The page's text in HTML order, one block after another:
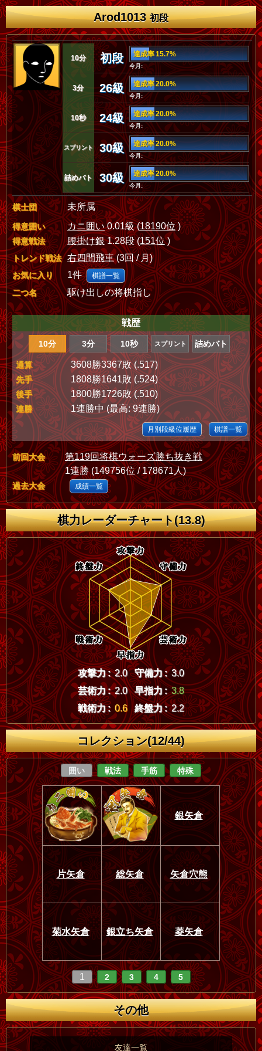
Arod1013初段
10分 初段 達成率 15.7%
今月:
3分 26級 達成率 20.0%
今月:
10秒 24級 達成率 20.0%
今月:
スプリント 30級 達成率 20.0%
今月:
詰めバト 30級 達成率 20.0%
今月:
棋士団 未所属
得意囲い カニ囲い0.01級 (18190位)
得意戦法 腰掛け銀1.28段 (151位)
トレンド戦法 右四間飛車(3回 / 月)
お気に入り 1件 棋譜一覧
二つ名 駆け出しの将棋指し
戦歴
10分 3分 10秒 スプリント 詰めバト
通算 3608勝3367敗 (.517)
先手 1808勝1641敗 (.524)
後手 1800勝1726敗 (.510)
連勝 1連勝中 (最高: 9連勝)
月別段級位履歴 棋譜一覧
前回大会
第119回将棋ウォーズ勝ち抜き戦
1連勝 (149756位 / 178671人)
過去大会 成績一覧
棋力レーダーチャート(13.8)
攻撃力 : 2.0 守備力 : 3.0
芸術力 : 2.0 早指力 : 3.8
戦術力 : 0.6 終盤力 : 2.2
コレクション(12/44)
囲い 戦法 手筋 特殊
銀矢倉
片矢倉 総矢倉 矢倉穴熊
菊水矢倉 銀立ち矢倉 菱矢倉
1 2 3 4 5
その他
友達一覧